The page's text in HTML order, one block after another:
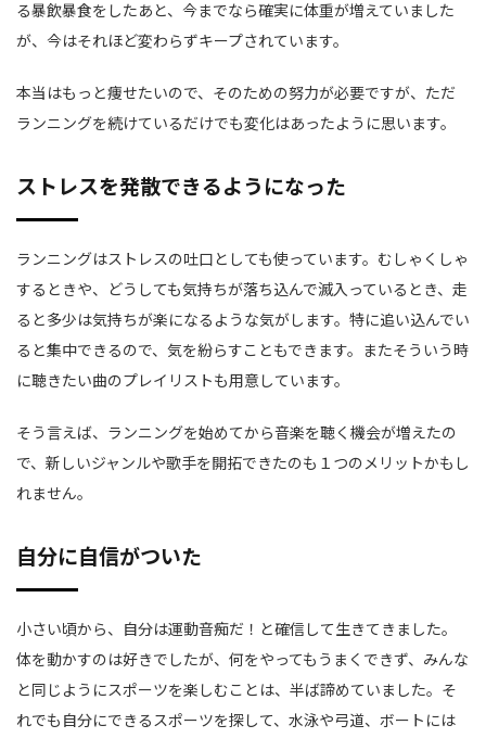
る暴飲暴食をしたあと、今までなら確実に体重が増えていました
が、今はそれほど変わらずキープされています。
本当はもっと痩せたいので、そのための努力が必要ですが、ただ
ランニングを続けているだけでも変化はあったように思います。
ストレスを発散できるようになった
ランニングはストレスの吐口としても使っています。むしゃくしゃ
するときや、どうしても気持ちが落ち込んで滅入っているとき、走
ると多少は気持ちが楽になるような気がします。特に追い込んでい
ると集中できるので、気を紛らすこともできます。またそういう時
に聴きたい曲のプレイリストも用意しています。
そう言えば、ランニングを始めてから音楽を聴く機会が増えたの
で、新しいジャンルや歌手を開拓できたのも１つのメリットかもし
れません。
自分に自信がついた
小さい頃から、自分は運動音痴だ！と確信して生きてきました。
体を動かすのは好きでしたが、何をやってもうまくできず、みんな
と同じようにスポーツを楽しむことは、半ば諦めていました。そ
れでも自分にできるスポーツを探して、水泳や弓道、ボートには